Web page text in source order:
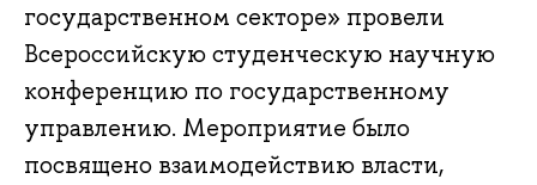
государственном секторе» провели
Всероссийскую студенческую научную
конференцию по государственному
управлению. Мероприятие было
посвящено взаимодействию власти,